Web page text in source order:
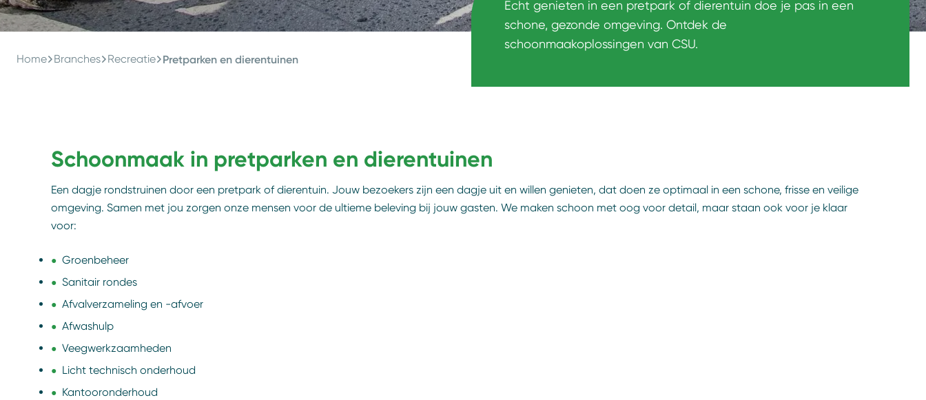
Echt genieten in een pretpark of dierentuin doe je pas in een
schone, gezonde omgeving. Ontdek de
schoonmaakoplossingen van CSU.
Home Branches Recreatie Pretparken en dierentuinen
Schoonmaak in pretparken en dierentuinen
Een dagje rondstruinen door een pretpark of dierentuin. Jouw bezoekers zijn een dagje uit en willen genieten, dat doen ze optimaal in een schone, frisse en veilige
omgeving. Samen met jou zorgen onze mensen voor de ultieme beleving bij jouw gasten. We maken schoon met oog voor detail, maar staan ook voor je klaar
voor:
Groenbeheer
Sanitair rondes
Afvalverzameling en -afvoer
Afwashulp
Veegwerkzaamheden
Licht technisch onderhoud
Kantooronderhoud